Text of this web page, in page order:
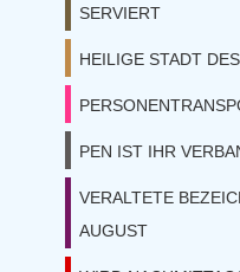
SERVIERT
HEILIGE STADT
PEN IST IHR
VERALTETE
AUGUST